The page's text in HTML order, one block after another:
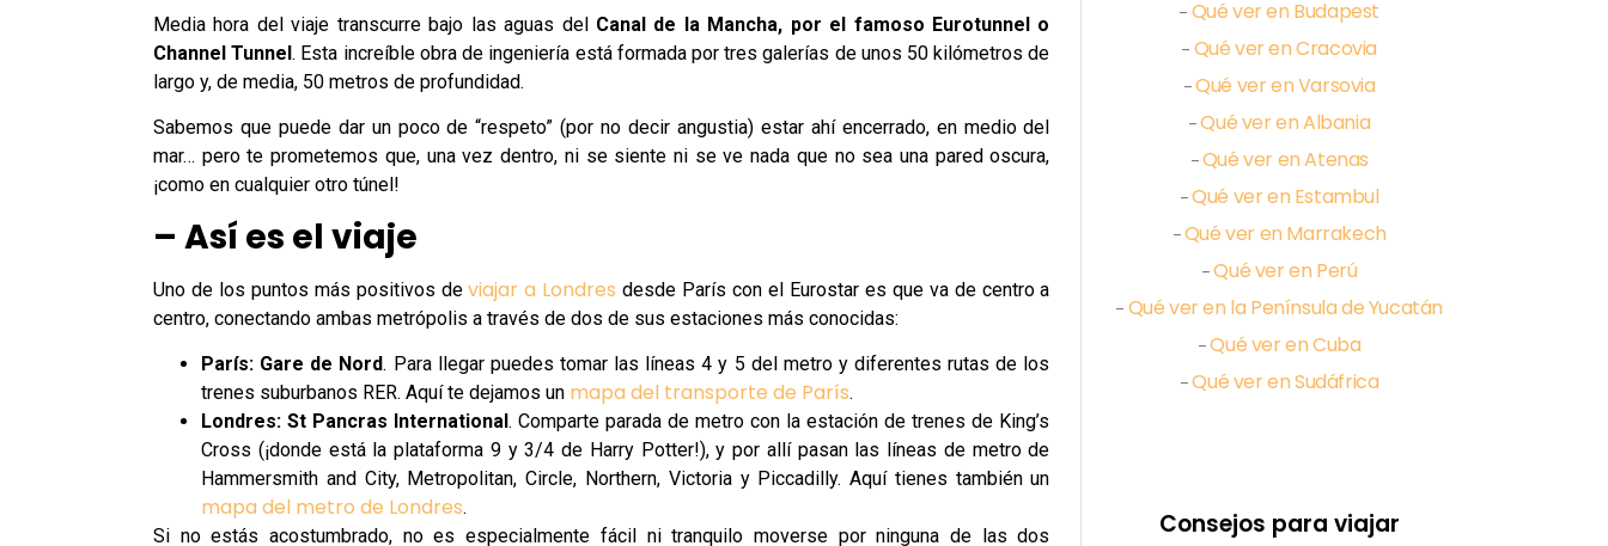
Media hora del viaje transcurre bajo las aguas del Canal de la Mancha, por el famoso Eurotunnel o
Channel Tunnel. Esta increíble obra de ingeniería está formada por tres galerías de unos 50 kilómetros de
largo y, de media, 50 metros de profundidad.
Sabemos que puede dar un poco de “respeto” (por no decir angustia) estar ahí encerrado, en medio del
mar… pero te prometemos que, una vez dentro, ni se siente ni se ve nada que no sea una pared oscura,
¡como en cualquier otro túnel!
– Así es el viaje
Uno de los puntos más positivos deviajar a Londres desde París con el Eurostar es que va de centro a
centro, conectando ambas metrópolis a través de dos de sus estaciones más conocidas:
París: Gare de Nord. Para llegar puedes tomar las líneas 4 y 5 del metro y diferentes rutas de los
trenes suburbanos RER. Aquí te dejamos un mapa del transporte de París.
Londres: St Pancras International. Comparte parada de metro con la estación de trenes de King’s
Cross (¡donde está la plataforma 9 y 3/4 de Harry Potter!), y por allí pasan las líneas de metro de
Hammersmith and City, Metropolitan, Circle, Northern, Victoria y Piccadilly. Aquí tienes también un
mapa del metro de Londres.
Si no estás acostumbrado, no es especialmente fácil ni tranquilo moverse por ninguna de las dos
– Qué ver en Budapest
– Qué ver en Cracovia
–Qué ver en Varsovia
–Qué ver en Albania
–Qué ver en Atenas
–Qué ver en Estambul
–Qué ver en Marrakech
–Qué ver en Perú
– Qué ver en la Península de Yucatán
–Qué ver en Cuba
–Qué ver en Sudáfrica
Consejos para viajar